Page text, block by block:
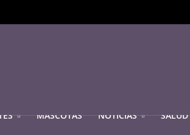
MASCOTAS NOTICIAS SALUD